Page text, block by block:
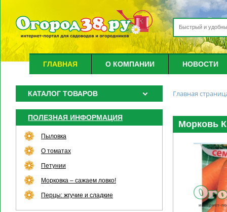
ГЛАВНАЯ О КОМПАНИИ НОВОСТИ
КАТАЛОГ ТОВАРОВ
ПОЛЕЗНАЯ ИНФОРМАЦИЯ
Пыловка
О томатах
Петунии
Морковка – сажаем ловко!
Перцы: жгучие и сладкие
Главная
Морковь